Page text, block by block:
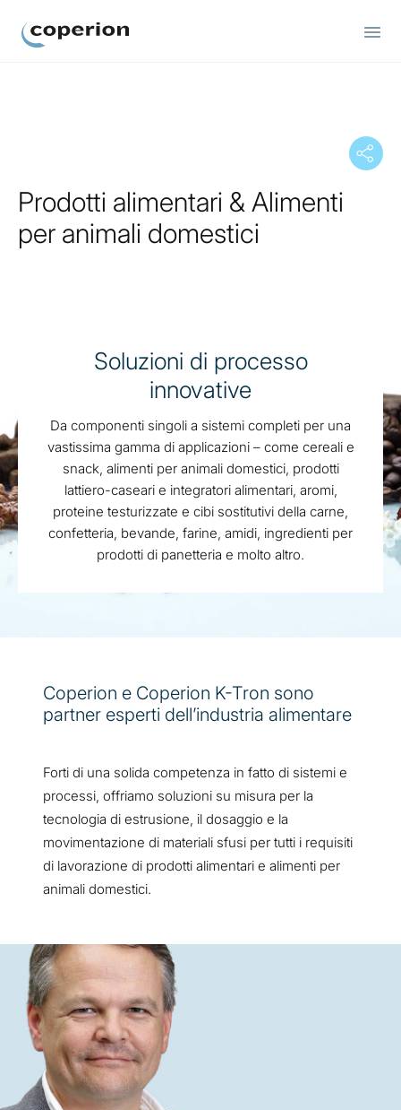
Prodotti alimentari & Alimenti
per animali domestici
Soluzioni di processo
innovative
Da componenti singoli a sistemi completi per una
vastissima gamma di applicazioni – come cereali e
snack, alimenti per animali domestici, prodotti
lattiero-caseari e integratori alimentari, aromi,
proteine testurizzate e cibi sostitutivi della carne,
confetteria, bevande, farine, amidi, ingredienti per
prodotti di panetteria e molto altro.
Coperion e Coperion K-Tron sono
partner esperti dell’industria alimentare
Forti di una solida competenza in fatto di sistemi e
processi, offriamo soluzioni su misura per la
tecnologia di estrusione, il dosaggio e la
movimentazione di materiali sfusi per tutti i requisiti
di lavorazione di prodotti alimentari e alimenti per
animali domestici.